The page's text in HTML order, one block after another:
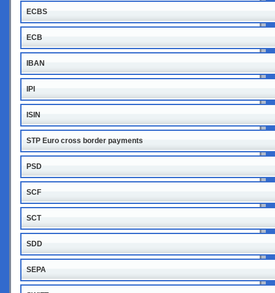
ECBS
ECB
IBAN
IPI
ISIN
STP Euro cross border payments
PSD
SCF
SCT
SDD
SEPA